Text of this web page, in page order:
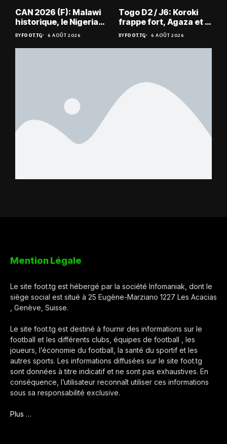
CAN 2026 (F): Malawi
historique, le Nigeria
sauvé, la Zambie
éliminée
BYFOOT.TG 6 AOÛT 2026
Togo D2 / J6: Koroki
frappe fort, Agaza et la
JCA assurent,
suspense avant Sara
FC – Doumbé FC
BYFOOT.TG 6 AOÛT 2026
Mention Légale
Le site foot.tg est hébergé par la société Infomaniak, dont le
siège social est situé à 25 Eugène-Marziano 1227 Les Acacias
, Genève, Suisse.
Le site foot.tg est destiné à fournir des informations sur le
football et les différents clubs, équipes de football , les
joueurs, l’économie du football, la santé du sportif et les
autres sports. Les informations diffusées sur le site foot.tg
sont données à titre indicatif et ne sont pas exhaustives. En
conséquence, l’utilisateur reconnaît utiliser ces informations
sous sa responsabilité exclusive.
Plus …